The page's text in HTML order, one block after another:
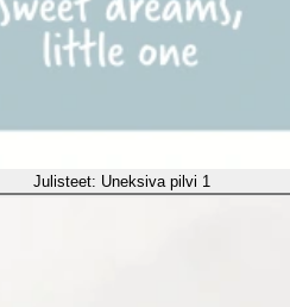
Julisteet: Uneksiva pilvi 1